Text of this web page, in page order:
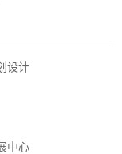
设计
中心